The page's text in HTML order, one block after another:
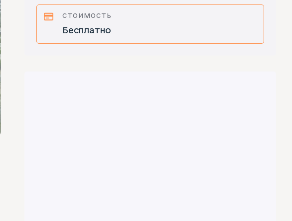
СТОИМОСТЬ
Бесплатно